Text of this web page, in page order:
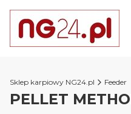
Sklep karpiowy NG24.pl Feeder
PELLET